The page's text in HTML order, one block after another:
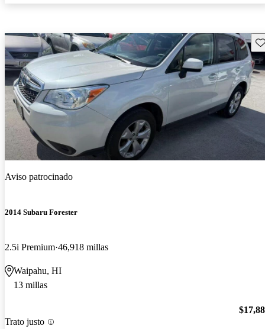
Aviso patrocinado
2014 Subaru Forester
2.5i Premium 46,918 millas
Waipahu, HI
13 millas
Trato justo